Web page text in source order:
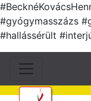
#gyógymasszázs
#hallássérült